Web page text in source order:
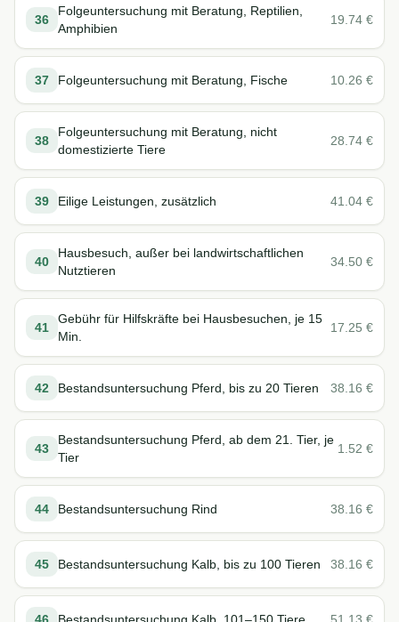
36
Folgeuntersuchung mit Beratung, Reptilien,
Amphibien
19.74 €
37 Folgeuntersuchung mit Beratung, Fische 10.26 €
38
Folgeuntersuchung mit Beratung, nicht
domestizierte Tiere
28.74 €
39 Eilige Leistungen, zusätzlich 41.04 €
40
Hausbesuch, außer bei landwirtschaftlichen
Nutztieren
34.50 €
41
Gebühr für Hilfskräfte bei Hausbesuchen, je 15
Min.
17.25 €
42 Bestandsuntersuchung Pferd, bis zu 20 Tieren 38.16 €
43
Bestandsuntersuchung Pferd, ab dem 21. Tier, je
Tier
1.52 €
44 Bestandsuntersuchung Rind 38.16 €
45 Bestandsuntersuchung Kalb, bis zu 100 Tieren 38.16 €